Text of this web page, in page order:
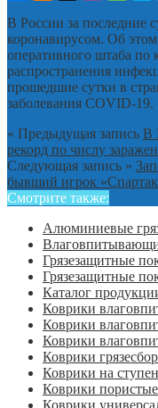
В России за последние
коронавирусом. Об
оперативного штаба
распространения
прошедшие сутки в
заболевания COVID-19.
« Предыдущая запись В
рекорд по числу
Следующая запись »
бывший игрок
Смотрите также:
Алюминиевые
Грязезащитные
Грязезащитные
Каталог
Коврики
Коврики
Коврики
Коврики
Коврики на
Коврики
Коврики